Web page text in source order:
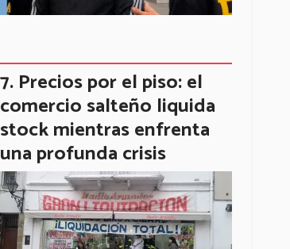
Precios por el piso: el
comercio salteño liquida
stock mientras enfrenta
una profunda crisis